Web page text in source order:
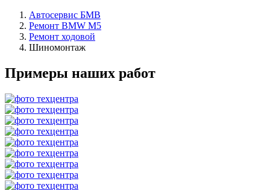
Автосервис БМВ
Ремонт BMW M5
Ремонт ходовой
Шиномонтаж
Примеры наших работ